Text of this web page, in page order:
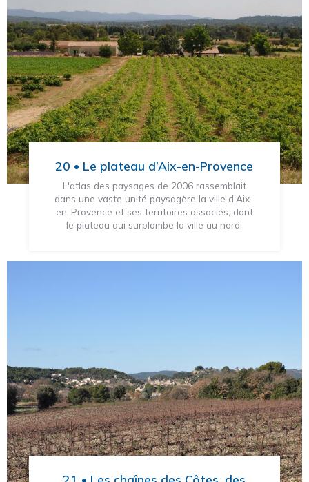
20 • Le plateau d’Aix-en-Provence
L'atlas des paysages de 2006 rassemblait
dans une vaste unité paysagère la ville d'Aix-
en-Provence et ses territoires associés, dont
le plateau qui surplombe la ville au nord.